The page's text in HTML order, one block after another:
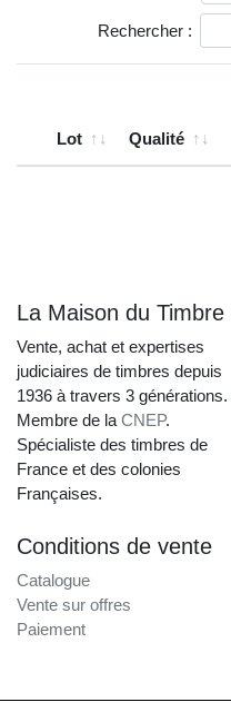
Rechercher :
Lot Qualité
La Maison du Timbre
Vente, achat et expertises
judiciaires de timbres depuis
1936 à travers 3 générations.
Membre de la CNEP.
Spécialiste des timbres de
France et des colonies
Françaises.
Conditions de vente
Catalogue
Vente sur offres
Paiement